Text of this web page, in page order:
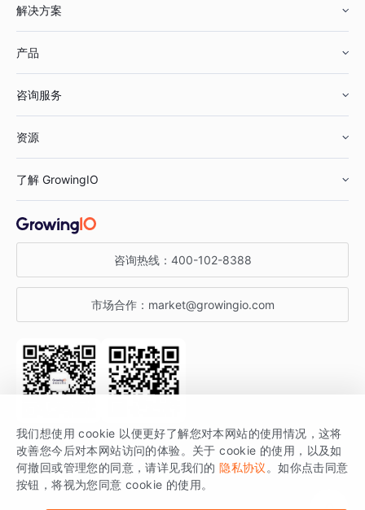
解决方案
鞋服行业
汽车行业
金融行业
产品
智能运营
获客分析
咨询服务
资源
增长公开课
增长博客
开发者文档
SDK 文档
场景指南
了解 GrowingIO
关于 GrowingIO
增长大会
行业活动
咨询热线： 400-102-8388
市场合作： market@growingio.com
关注公众号 获取更多干货
GrowingIO 是专注于数据智能分析与增长的品牌，核心平台为 GrowingIO
分析云。
我们想使用 cookie 以便更好了解您对本网站的使用情况，这将
改善您今后对本网站访问的体验。关于 cookie 的使用，以及如
何撤回或管理您的同意，请详见我们的 隐私协议 。如你点击同意
按钮，将视为您同意 cookie 的使用。